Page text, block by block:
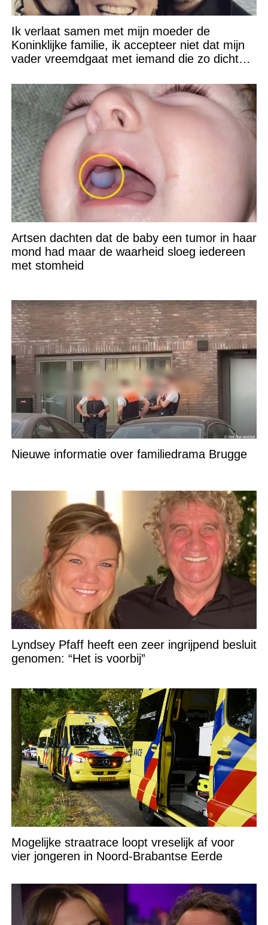
Ik verlaat samen met mijn moeder de
Koninklijke familie, ik accepteer niet dat mijn
vader vreemdgaat met iemand die zo dichtbij
Artsen dachten dat de baby een tumor in haar
mond had maar de waarheid sloeg iedereen
met stomheid
Nieuwe informatie over familiedrama Brugge
Lyndsey Pfaff heeft een zeer ingrijpend besluit
genomen: “Het is voorbij”
Mogelijke straatrace loopt vreselijk af voor
vier jongeren in Noord-Brabantse Eerde